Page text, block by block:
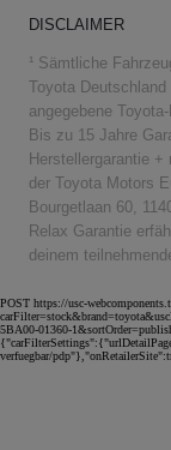
DISCLAIMER
¹ Sämtliche
Toyota
angegebene
Bis zu 15 Jahre
Herstellergarantie
der Toyota Motors
Bourgetlaan 60,
Relax Garantie
deinem
POST https://usc-
5BA00-01360-
verfuegbar/